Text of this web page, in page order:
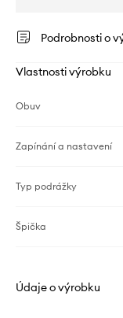
Podrobnosti o
Vlastnosti výrobku
Obuv
Zapínání a nastavení
Typ podrážky
Špička
Údaje o výrobku